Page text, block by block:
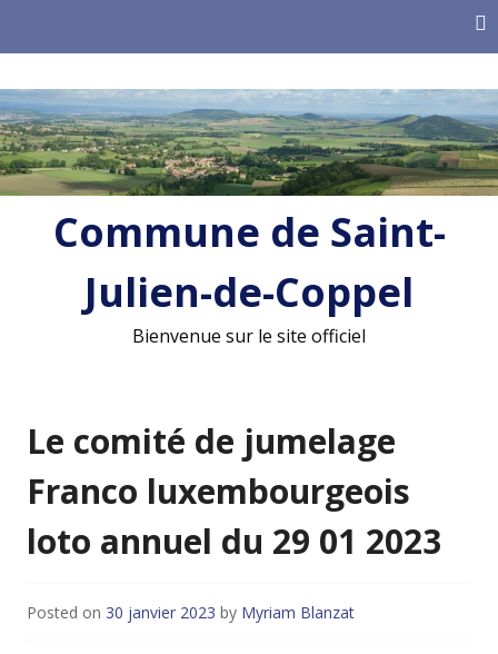
Commune de Saint-
Julien-de-Coppel
Bienvenue sur le site officiel
Le comité de jumelage
Franco luxembourgeois
loto annuel du 29 01 2023
Posted on 30 janvier 2023 by Myriam Blanzat